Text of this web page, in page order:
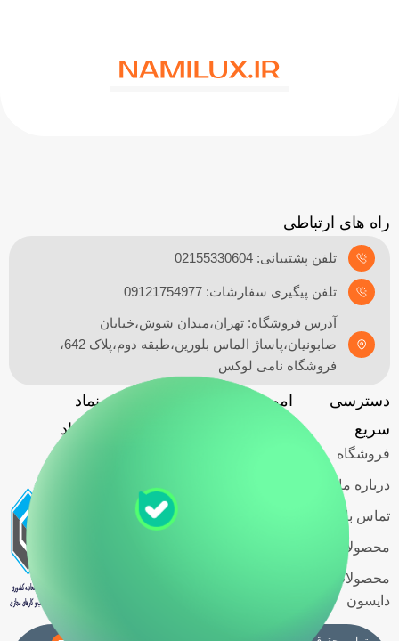
راه های ارتباطی
تلفن پشتیبانی: 02155330604
تلفن پیگیری سفارشات: 09121754977
آدرس فروشگاه: تهران،میدان شوش،خیابان
صابونیان،پاساژ الماس بلورین،طبقه دوم،پلاک 642،
فروشگاه نامی لوکس
دسترسی
سریع
فروشگاه
درباره ما
تماس با ما
محصولات اسمگ
محصولات
دایسون
امور مشتریان
نماد
اعتماد